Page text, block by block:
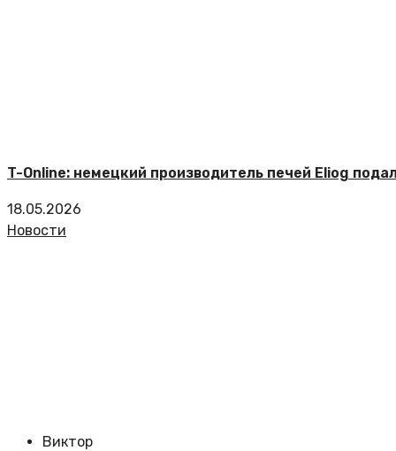
T-Online: немецкий производитель печей Eliog
18.05.2026
Новости
Виктор